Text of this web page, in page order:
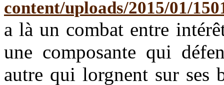
a là un combat entre
une composante qui
autre qui lorgnent sur ses